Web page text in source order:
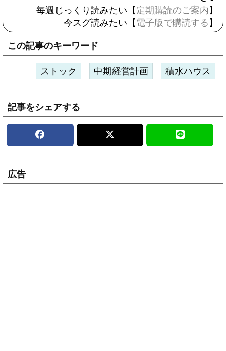
毎週じっくり読みたい【 定期購読のご案内 】
今スグ読みたい【 電子版で購読する 】
この記事のキーワード
ストック 中期経営計画 積水ハウス
記事をシェアする
広告